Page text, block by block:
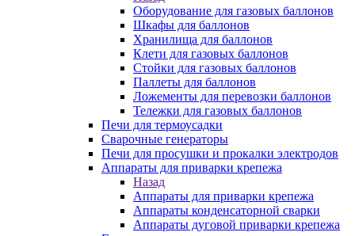
Оборудование для газовых баллонов
Шкафы для баллонов
Хранилища для баллонов
Клети для газовых баллонов
Стойки для газовых баллонов
Паллеты для баллонов
Ложементы для перевозки баллонов
Тележки для газовых баллонов
Печи для термоусадки
Сварочные генераторы
Печи для просушки и прокалки электродов
Аппараты для приварки крепежа
Назад
Аппараты для приварки крепежа
Аппараты конденсаторной сварки
Аппараты дуговой приварки крепежа